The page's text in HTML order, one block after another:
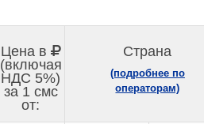
Цена в
(включая
НДС 5%)
за 1 смс
от:
Страна
(подробнее по
операторам)